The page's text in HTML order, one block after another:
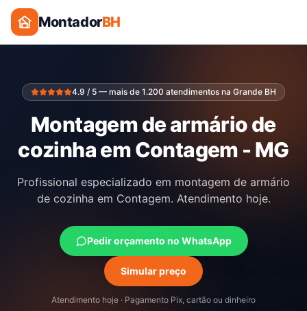
MontadorBH
4.9 / 5 — mais de 1.200 atendimentos na Grande BH
Montagem de armário de
cozinha em Contagem - MG
Profissional especializado em montagem de armário
de cozinha em Contagem. Atendimento hoje.
Pedir orçamento no WhatsApp
Simular preço
Atendimento hoje · Pagamento Pix, cartão ou dinheiro